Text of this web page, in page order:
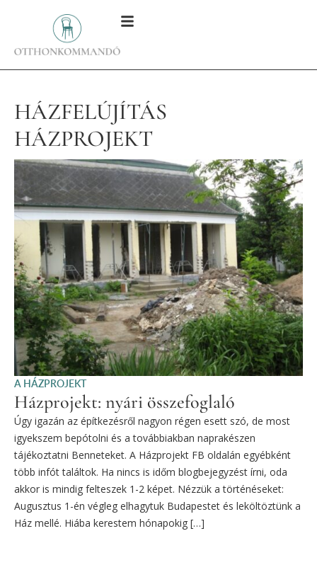
HÁZFELÚJÍTÁS
HÁZPROJEKT
A HÁZPROJEKT
Házprojekt: nyári összefoglaló
Úgy igazán az építkezésről nagyon régen esett szó, de most
igyekszem bepótolni és a továbbiakban naprakészen
tájékoztatni Benneteket. A Házprojekt FB oldalán egyébként
több infót találtok. Ha nincs is időm blogbejegyzést írni, oda
akkor is mindig felteszek 1-2 képet. Nézzük a történéseket:
Augusztus 1-én végleg elhagytuk Budapestet és leköltöztünk a
Ház mellé. Hiába kerestem hónapokig […]